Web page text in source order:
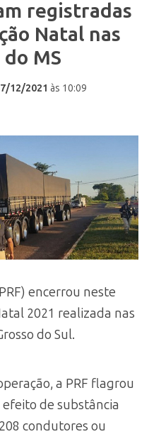
registradas
Natal nas
MS
12/2021 às 10:09
encerrou neste
2021 realizada nas
do Sul.
a PRF flagrou
de substância
condutores ou